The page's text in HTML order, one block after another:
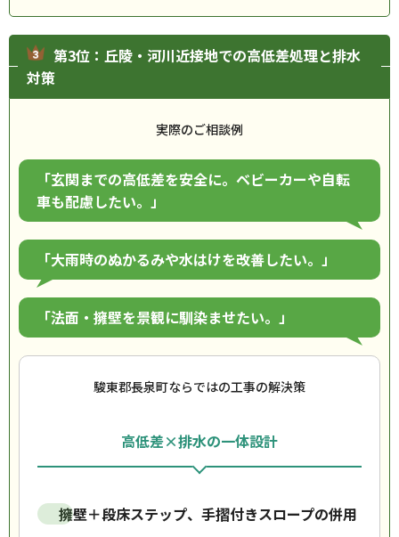
第3位：丘陵・河川近接地での高低差処理と排水
対策
実際のご相談例
「玄関までの高低差を安全に。ベビーカーや自転
車も配慮したい。」
「大雨時のぬかるみや水はけを改善したい。」
「法面・擁壁を景観に馴染ませたい。」
駿東郡長泉町ならではの工事の解決策
高低差×排水の一体設計
擁壁＋段床ステップ、手摺付きスロープの併用